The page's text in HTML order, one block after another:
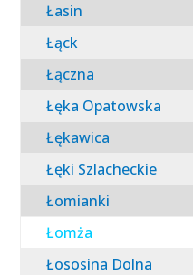
Łasin
Łąck
Łączna
Łęka Opatowska
Łękawica
Łęki Szlacheckie
Łomianki
Łomża
Łososina Dolna